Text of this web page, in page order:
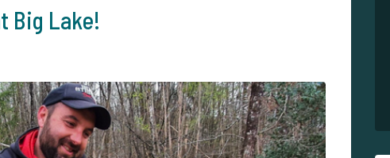
Big Lake!